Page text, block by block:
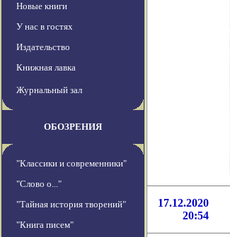
Новые книги
У нас в гостях
Издательство
Книжная лавка
Журнальный зал
ОБОЗРЕНИЯ
"Классики и современники"
"Слово о..."
"Тайная история творений"
"Книга писем"
17.12.2020
20:54